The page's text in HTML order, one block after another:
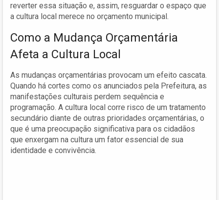
reverter essa situação e, assim, resguardar o espaço que
a cultura local merece no orçamento municipal.
Como a Mudança Orçamentária
Afeta a Cultura Local
As mudanças orçamentárias provocam um efeito cascata.
Quando há cortes como os anunciados pela Prefeitura, as
manifestações culturais perdem sequência e
programação. A cultura local corre risco de um tratamento
secundário diante de outras prioridades orçamentárias, o
que é uma preocupação significativa para os cidadãos
que enxergam na cultura um fator essencial de sua
identidade e convivência.